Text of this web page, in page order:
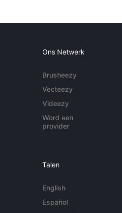
Ons Netwerk
Brusheezy
Vecteezy
Videezy
Word een
provider
Talen
English
Español